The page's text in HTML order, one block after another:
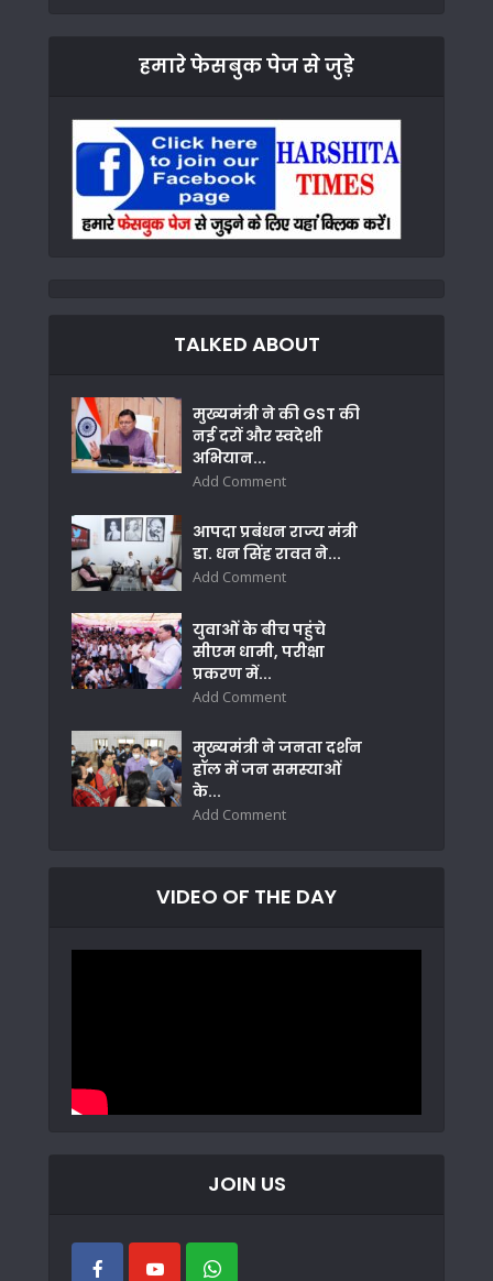
हमारे फेसबुक पेज से जुड़े
TALKED ABOUT
मुख्यमंत्री ने की GST की
नई दरों और स्वदेशी
अभियान...
Add Comment
आपदा प्रबंधन राज्य मंत्री
डा. धन सिंह रावत ने...
Add Comment
युवाओं के बीच पहुंचे
सीएम धामी, परीक्षा
प्रकरण में...
Add Comment
मुख्यमंत्री ने जनता दर्शन
हॉल में जन समस्याओं
के...
Add Comment
VIDEO OF THE DAY
JOIN US